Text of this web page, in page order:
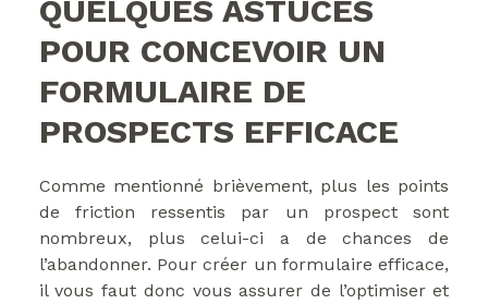
QUELQUES ASTUCES
POUR CONCEVOIR UN
FORMULAIRE DE
PROSPECTS EFFICACE
Comme mentionné brièvement, plus les points
de friction ressentis par un prospect sont
nombreux, plus celui-ci a de chances de
l’abandonner. Pour créer un formulaire efficace,
il vous faut donc vous assurer de l’optimiser et